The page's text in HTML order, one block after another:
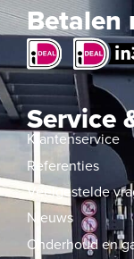
Betalen
Service
Klantenservice
Referenties
Veelgestelde
Nieuws
Onderhoud en